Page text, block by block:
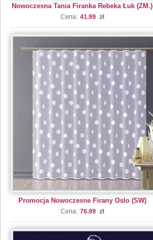
Nowoczesna Tania Firanka Rebeka Łuk (ZM.)
Cena: 41.99 zł
Promocja Nowoczesne Firany Oslo (SW)
Cena: 76.99 zł